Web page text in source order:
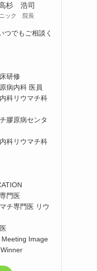
杉 浩司
ニック 院長
つでもご相談く
研修
病内科 医員
科リウマチ科
膠原病センタ
科リウマチ科
門医
チ専門医 リウ
Meeting Image